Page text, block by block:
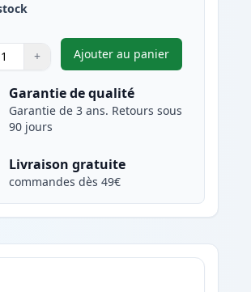
boutons pour ajuster
+ Ajouter au panier
,Canon 728 toner
Garantie de qualité
Garantie de 3 ans. Retours sous
90 jours
Livraison gratuite
commandes dès 49€